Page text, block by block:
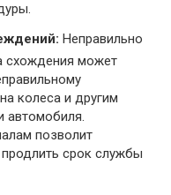
Неправильно
схождения может
колеса и другим
автомобиля.
позволит
срок службы